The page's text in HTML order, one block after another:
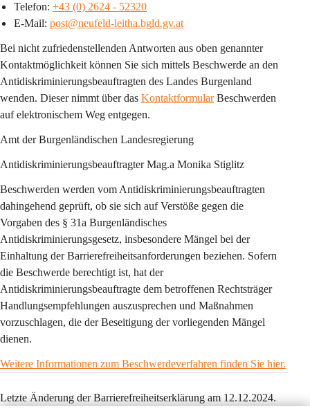
Telefon: +43 (0) 2624 - 52320
E-Mail: post@neufeld-leitha.bgld.gv.at
Bei nicht zufriedenstellenden Antworten aus oben genannter
Kontaktmöglichkeit können Sie sich mittels Beschwerde an den
Antidiskriminierungsbeauftragten des Landes Burgenland
wenden. Dieser nimmt über das Kontaktformular Beschwerden
auf elektronischem Weg entgegen.
Amt der Burgenländischen Landesregierung
Antidiskriminierungsbeauftragter Mag.a Monika Stiglitz
Beschwerden werden vom Antidiskriminierungsbeauftragten
dahingehend geprüft, ob sie sich auf Verstöße gegen die
Vorgaben des § 31a Burgenländisches
Antidiskriminierungsgesetz, insbesondere Mängel bei der
Einhaltung der Barrierefreiheitsanforderungen beziehen. Sofern
die Beschwerde berechtigt ist, hat der
Antidiskriminierungsbeauftragte dem betroffenen Rechtsträger
Handlungsempfehlungen auszusprechen und Maßnahmen
vorzuschlagen, die der Beseitigung der vorliegenden Mängel
dienen.
Weitere Informationen zum Beschwerdeverfahren finden Sie hier.
Letzte Änderung der Barrierefreiheitserklärung am 12.12.2024.